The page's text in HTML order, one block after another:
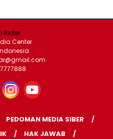
Center
PEDOMAN MEDIA SIBER
HAK JAWAB